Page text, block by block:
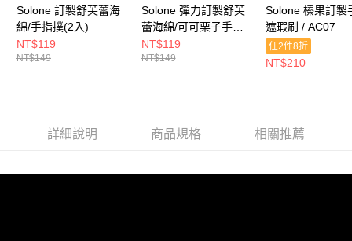
Solone 訂製舒芙蕾海
綿/手指撲(2入)
NT$119
NT$149
Solone 彈力訂製舒芙
蕾海綿/可可栗子手指
撲(2入)
NT$119
NT$149
Solone 榛果訂製
遮瑕刷 / AC07
任2件8折
NT$210
詳細說明 商品規格 相關推薦